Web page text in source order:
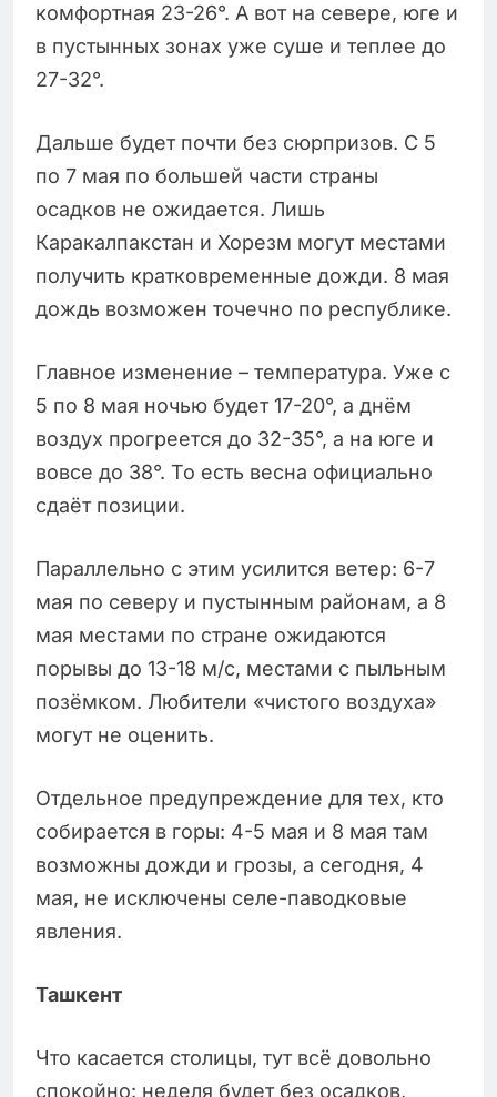
комфортная 23-26°. А вот на севере, юге и
в пустынных зонах уже суше и теплее до
27-32°.
Дальше будет почти без сюрпризов. С 5
по 7 мая по большей части страны
осадков не ожидается. Лишь
Каракалпакстан и Хорезм могут местами
получить кратковременные дожди. 8 мая
дождь возможен точечно по республике.
Главное изменение – температура. Уже с
5 по 8 мая ночью будет 17-20°, а днём
воздух прогреется до 32-35°, а на юге и
вовсе до 38°. То есть весна официально
сдаёт позиции.
Параллельно с этим усилится ветер: 6-7
мая по северу и пустынным районам, а 8
мая местами по стране ожидаются
порывы до 13-18 м/с, местами с пыльным
позёмком. Любители «чистого воздуха»
могут не оценить.
Отдельное предупреждение для тех, кто
собирается в горы: 4-5 мая и 8 мая там
возможны дожди и грозы, а сегодня, 4
мая, не исключены селе-паводковые
явления.
Ташкент
Что касается столицы, тут всё довольно
спокойно: неделя будет без осадков,